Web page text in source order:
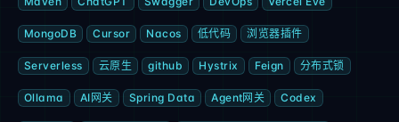
MongoDB Cursor Nacos 低代码 浏览器插件
Serverless 云原生 github Hystrix Feign 分布式锁
Ollama AI网关 Spring Data Agent网关 Codex